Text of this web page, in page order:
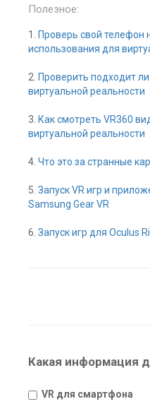
Полезное:
1. Проверь свой телефон
использования для
2. Проверить подходит
виртуальной реальности
3. Как смотреть VR360
виртуальной реальности
4. Что это за странные
5. Запуск VR игр и
Samsung Gear VR
6. Запуск игр для Oculus
Какая информация
VR для смартфона